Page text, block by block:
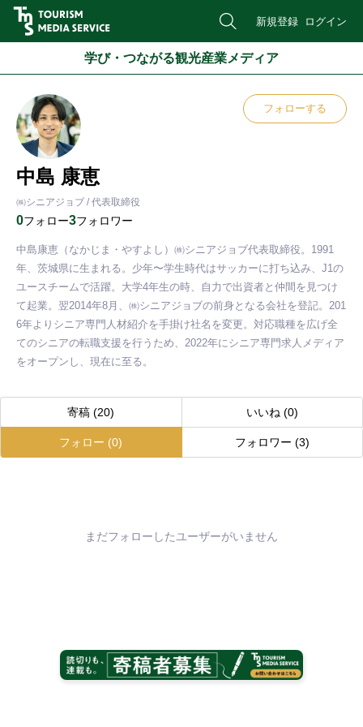
新規登録 ログイン
学び・つながる観光産業メディア
中島 康恵
㈱シニアジョブ / 代表取締役
0フォロー3フォロワー
フォローする
中島康恵（なかじま・やすよし）㈱シニアジョブ代表取締役。1991
年、茨城県に生まれる。少年〜学生時代はサッカーに打ち込み、J1の
ユースチームで活躍。大学4年生の時、自力で出資者と仲間を見つけ
て起業。翌2014年8月、㈱シニアジョブの前身となる会社を登記。201
6年よりシニア専門人材紹介を手掛け社名を変更。対応職種を広げ全
てのシニアの転職支援を行うため、2022年にシニア専門求人メディア
をオープンし、現在に至る。
寄稿 (20) いいね (0)
フォロー (0) フォロワー (3)
まだフォローしたユーザーがいません